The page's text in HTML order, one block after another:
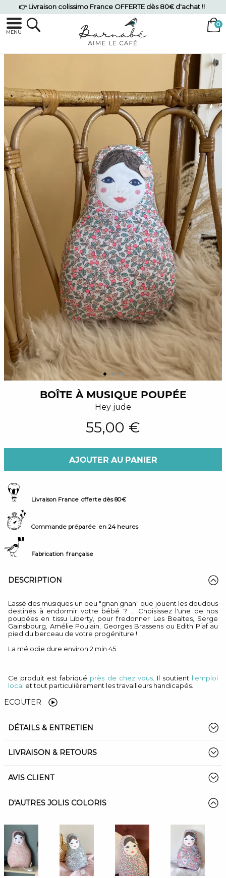
👉 Livraison colissimo France OFFERTE dès 80€ d'achat !!
MENU
BOÎTE À MUSIQUE POUPÉE
Hey jude
55,00 €
AJOUTER AU PANIER
Livraison France offerte dès 80€
Commande préparée en 24 heures
Fabrication française
DESCRIPTION
Lassé des musiques un peu "gnan gnan" que jouent les doudous
destinés à endormir votre bébé ? ... Choisissez l'une de nos
poupées en tissu Liberty, pour fredonner Les Bealtes, Serge
Gainsbourg, Amélie Poulain, Georges Brassens ou Edith Piaf au
pied du berceau de votre progéniture !
La mélodie dure environ 2 min 45.
Ce produit est fabriqué près de chez vous. Il soutient l'emploi
local et tout particulièrement les travailleurs handicapés.
ECOUTER
DÉTAILS & ENTRETIEN
LIVRAISON & RETOURS
AVIS CLIENT
D'AUTRES JOLIS COLORIS